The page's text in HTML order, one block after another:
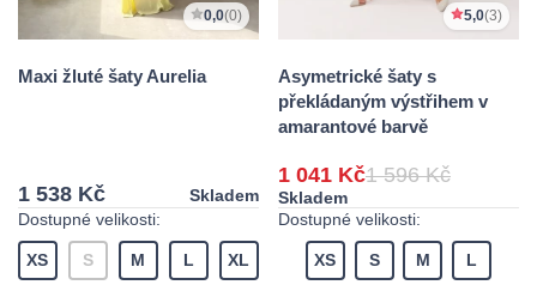
0,0(0)
Maxi žluté šaty Aurelia
1 538 Kč
Skladem
Dostupné velikosti:
XS S M L XL
5,0(3)
Asymetrické šaty s
překládaným výstřihem v
amarantové barvě
1 041 Kč1 596 Kč
Skladem
Dostupné velikosti:
XS S M L